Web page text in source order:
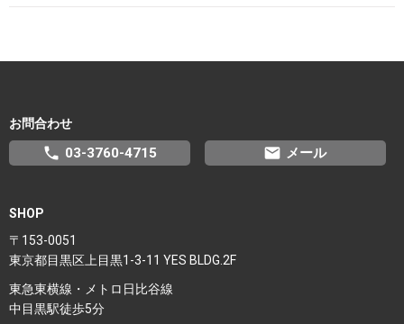
お問合わせ
phone 03-3760-4715 email メール
SHOP
〒153-0051
東京都目黒区上目黒1-3-11 YES BLDG.2F
東急東横線・メトロ日比谷線
中目黒駅徒歩5分